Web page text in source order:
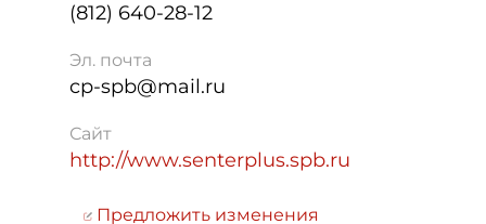
(812) 640-28-12
Эл. почта
cp-spb@mail.ru
Сайт
http://www.senterplus.spb.ru
Предложить изменения